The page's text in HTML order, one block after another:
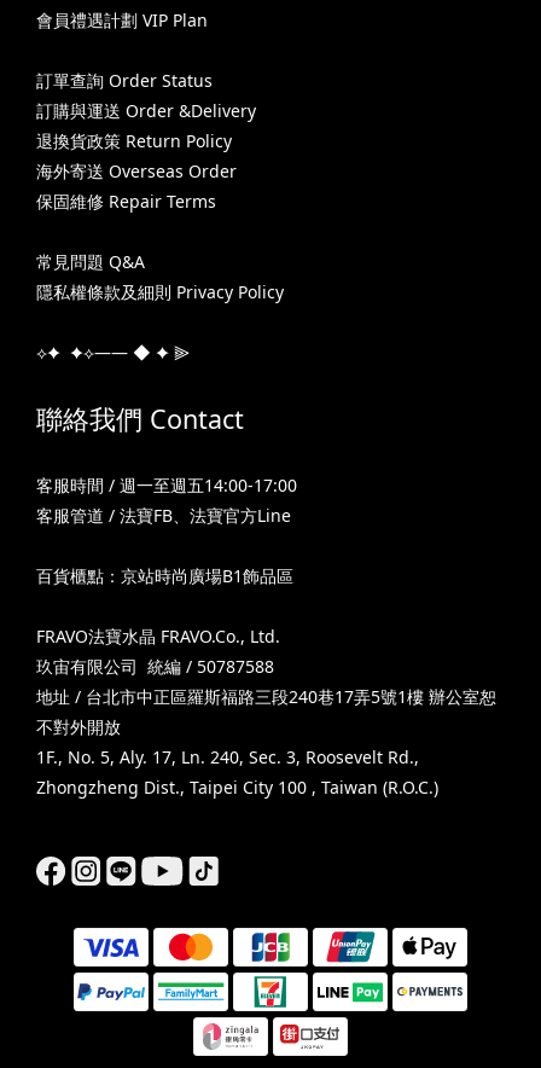
會員禮遇計劃 VIP Plan
訂單查詢 Order Status
訂購與運送 Order &Delivery
退換貨政策 Return Policy
海外寄送 Overseas Order
保固維修 Repair Terms
常見問題 Q&A
隱私權條款及細則 Privacy Policy
⟡✦ ✦⟡—— ◆ ✦ ⫸
聯絡我們 Contact
客服時間 / 週一至週五14:00-17:00
客服管道 / 法寶FB 法寶官方Line
百貨櫃點：京站時尚廣場B1飾品區
FRAVO法寶水晶 FRAVO.Co., Ltd.
玖宙有限公司 統編 / 50787588
地址 / 台北市中正區羅斯福路三段240巷17弄5號1樓 辦公室恕
不對外開放
1F., No. 5, Aly. 17, Ln. 240, Sec. 3, Roosevelt Rd.,
Zhongzheng Dist., Taipei City 100 , Taiwan (R.O.C.)